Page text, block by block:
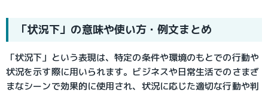
「状況下」の意味や使い方・例文まとめ
「状況下」という表現は、特定の条件や環境のもとでの行動や
状況を示す際に用いられます。ビジネスや日常生活でのさまざ
まなシーンで効果的に使用され、状況に応じた適切な行動や判